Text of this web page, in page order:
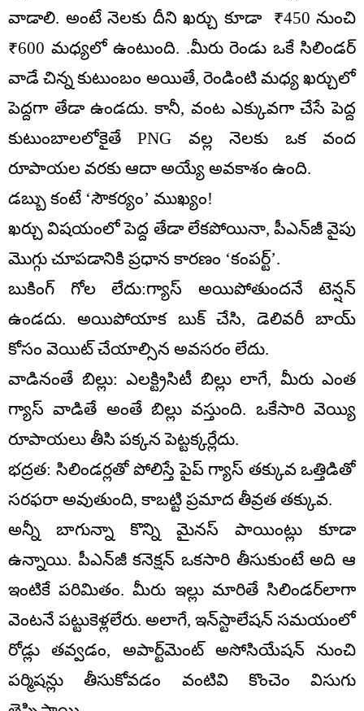
వాడాలి. అంటే నెలకు దీని ఖర్చు కూడా ₹450 నుంచి
₹600 మధ్యలో ఉంటుంది. .మీరు రెండు ఒకే సిలిండర్
వాడే చిన్న కుటుంబం అయితే, రెండింటి మధ్య ఖర్చులో
పెద్దగా తేడా ఉండదు. కానీ, వంట ఎక్కువగా చేసే పెద్ద
కుటుంబాలలోకైతే PNG వల్ల నెలకు ఒక వంద
రూపాయల వరకు ఆదా అయ్యే అవకాశం ఉంది.
డబ్బు కంటే ‘సౌకర్యం’ ముఖ్యం!
ఖర్చు విషయంలో పెద్ద తేడా లేకపోయినా, పీఎన్‌జీ వైపు
మొగ్గు చూపడానికి ప్రధాన కారణం ‘కంపర్ట్’.
బుకింగ్ గోల లేదు:గ్యాస్ అయిపోతుందనే టెన్షన్
ఉండదు. అయిపోయాక బుక్ చేసి, డెలివరీ బాయ్
కోసం వెయిట్ చేయాల్సిన అవసరం లేదు.
వాడినంతే బిల్లు: ఎలక్ట్రిసిటీ బిల్లు లాగే, మీరు ఎంత
గ్యాస్ వాడితే అంతే బిల్లు వస్తుంది. ఒకేసారి వెయ్యి
రూపాయలు తీసి పక్కన పెట్టక్కర్లేదు.
భద్రత: సిలిండర్లతో పోలిస్తే పైప్ గ్యాస్ తక్కువ ఒత్తిడితో
సరఫరా అవుతుంది, కాబట్టి ప్రమాద తీవ్రత తక్కువ.
అన్నీ బాగున్నా కొన్ని మైనస్ పాయింట్లు కూడా
ఉన్నాయి. పీఎన్‌జీ కనెక్షన్ ఒకసారి తీసుకుంటే అది ఆ
ఇంటికే పరిమితం. మీరు ఇల్లు మారితే సిలిండర్‌లాగా
వెంటనే పట్టుకెళ్లలేరు. అలాగే, ఇన్‌స్టాలేషన్ సమయంలో
రోడ్లు తవ్వడం, అపార్ట్‌మెంట్ అసోసియేషన్ నుంచి
పర్మిషన్లు తీసుకోవడం వంటివి కొంచెం విసుగు